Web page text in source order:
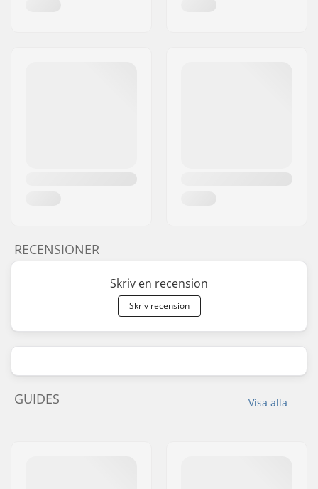
RECENSIONER
Skriv en recension
Skriv recension
Visa alla
GUIDES